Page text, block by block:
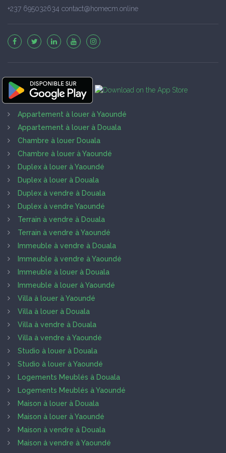
+237 695032634 contact@homecm.online
Appartement à louer à Yaoundé
Appartement à louer à Douala
Chambre à louer Douala
Chambre à louer à Yaoundé
Duplex à louer à Yaoundé
Duplex à louer à Douala
Duplex à vendre à Douala
Duplex à vendre Yaoundé
Terrain à vendre à Douala
Terrain à vendre à Yaoundé
Immeuble à vendre à Douala
Immeuble à vendre à Yaoundé
Immeuble à louer à Douala
Immeuble à louer à Yaoundé
Villa à louer à Yaoundé
Villa à louer à Douala
Villa à vendre à Douala
Villa à vendre à Yaoundé
Studio à louer à Douala
Studio à louer à Yaoundé
Logements Meublés à Douala
Logements Meublés à Yaoundé
Maison à louer à Douala
Maison à louer à Yaoundé
Maison à vendre à Douala
Maison à vendre à Yaoundé